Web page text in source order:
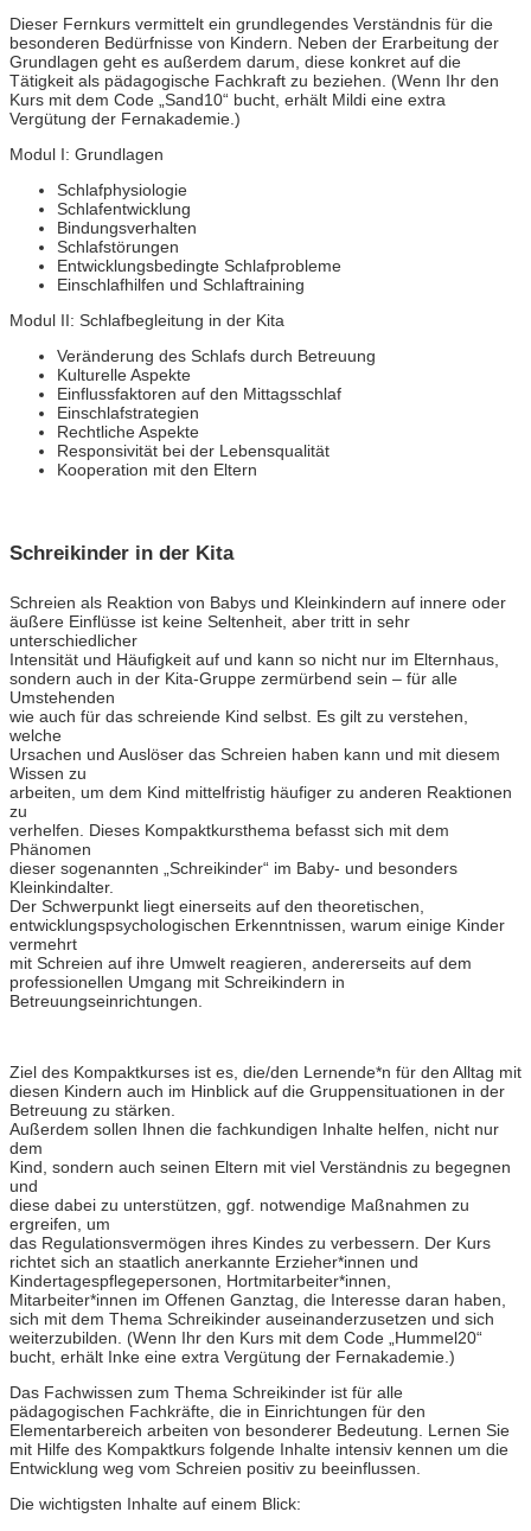
Dieser Fernkurs vermittelt ein grundlegendes Verständnis für die
besonderen Bedürfnisse von Kindern. Neben der Erarbeitung der
Grundlagen geht es außerdem darum, diese konkret auf die
Tätigkeit als pädagogische Fachkraft zu beziehen. (Wenn Ihr den
Kurs mit dem Code „Sand10“ bucht, erhält Mildi eine extra
Vergütung der Fernakademie.)
Modul I: Grundlagen
Schlafphysiologie
Schlafentwicklung
Bindungsverhalten
Schlafstörungen
Entwicklungsbedingte Schlafprobleme
Einschlafhilfen und Schlaftraining
Modul II: Schlafbegleitung in der Kita
Veränderung des Schlafs durch Betreuung
Kulturelle Aspekte
Einflussfaktoren auf den Mittagsschlaf
Einschlafstrategien
Rechtliche Aspekte
Responsivität bei der Lebensqualität
Kooperation mit den Eltern
Schreikinder in der Kita
Schreien als Reaktion von Babys und Kleinkindern auf innere oder
äußere Einflüsse ist keine Seltenheit, aber tritt in sehr
unterschiedlicher
Intensität und Häufigkeit auf und kann so nicht nur im Elternhaus,
sondern auch in der Kita-Gruppe zermürbend sein – für alle
Umstehenden
wie auch für das schreiende Kind selbst. Es gilt zu verstehen,
welche
Ursachen und Auslöser das Schreien haben kann und mit diesem
Wissen zu
arbeiten, um dem Kind mittelfristig häufiger zu anderen Reaktionen
zu
verhelfen. Dieses Kompaktkursthema befasst sich mit dem
Phänomen
dieser sogenannten „Schreikinder“ im Baby- und besonders
Kleinkindalter.
Der Schwerpunkt liegt einerseits auf den theoretischen,
entwicklungspsychologischen Erkenntnissen, warum einige Kinder
vermehrt
mit Schreien auf ihre Umwelt reagieren, andererseits auf dem
professionellen Umgang mit Schreikindern in
Betreuungseinrichtungen.
Ziel des Kompaktkurses ist es, die/den Lernende*n für den Alltag mit
diesen Kindern auch im Hinblick auf die Gruppensituationen in der
Betreuung zu stärken.
Außerdem sollen Ihnen die fachkundigen Inhalte helfen, nicht nur
dem
Kind, sondern auch seinen Eltern mit viel Verständnis zu begegnen
und
diese dabei zu unterstützen, ggf. notwendige Maßnahmen zu
ergreifen, um
das Regulationsvermögen ihres Kindes zu verbessern. Der Kurs
richtet sich an staatlich anerkannte Erzieher*innen und
Kindertagespflegepersonen, Hortmitarbeiter*innen,
Mitarbeiter*innen im Offenen Ganztag, die Interesse daran haben,
sich mit dem Thema Schreikinder auseinanderzusetzen und sich
weiterzubilden. (Wenn Ihr den Kurs mit dem Code „Hummel20“
bucht, erhält Inke eine extra Vergütung der Fernakademie.)
Das Fachwissen zum Thema Schreikinder ist für alle
pädagogischen Fachkräfte, die in Einrichtungen für den
Elementarbereich arbeiten von besonderer Bedeutung. Lernen Sie
mit Hilfe des Kompaktkurs folgende Inhalte intensiv kennen um die
Entwicklung weg vom Schreien positiv zu beeinflussen.
Die wichtigsten Inhalte auf einem Blick: